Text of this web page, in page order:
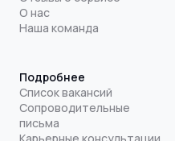
О нас
Наша команда
Подробнее
Список вакансий
Сопроводительные
письма